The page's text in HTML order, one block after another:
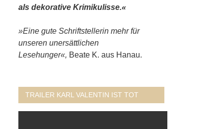
als dekorative Krimikulisse.«
»Eine gute Schriftstellerin mehr für
unseren unersättlichen
Lesehunger«, Beate K. aus Hanau.
TRAILER KARL VALENTIN IST TOT